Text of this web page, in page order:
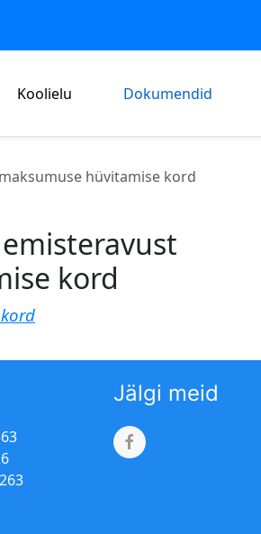
Koolielu Dokumendid
hüvitamise kord
kord
Jälgi meid